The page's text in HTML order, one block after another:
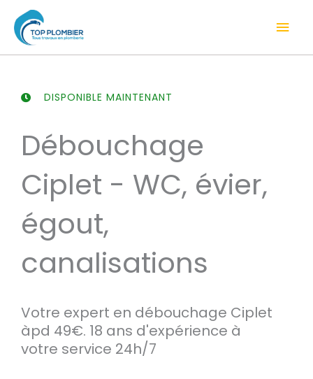
contenu
DISPONIBLE MAINTENANT
Débouchage
Ciplet - WC, évier,
égout,
canalisations
Votre expert en débouchage Ciplet
àpd 49€. 18 ans d'expérience à
votre service 24h/7